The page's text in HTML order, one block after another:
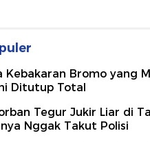
Kebakaran Bromo yang
Ditutup Total
Tegur Jukir Liar di
Nggak Takut Polisi